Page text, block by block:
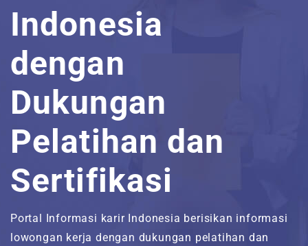
Jawa Tengah
Yogyakarta
Jawa Timur
Bali
Freelance
Magang
Jadwal Training Non-IT
Sales & Marketing
Customer Service
Manajemen
Kepemimpinan
Pelatihan Komputer
Bimbingan Psikotest &
Wawancara
Sertifikasi NetCampus
Inilah Kami
Berita & Artikel
FAQ’S
Direktori Jasa Konsultasi dan
Asesmen TI
Direktori Produk dan Layanan TI
Direktori Partner Bisnis
Indonesia
dengan
Dukungan
Pelatihan dan
Sertifikasi
Portal Informasi karir Indonesia berisikan informasi
lowongan kerja dengan dukungan pelatihan dan